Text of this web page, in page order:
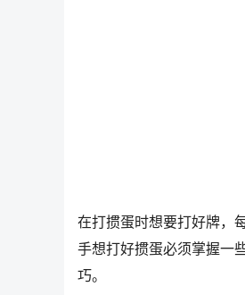
在打掼蛋时想要打好牌，
手想打好掼蛋必须掌握一
巧。